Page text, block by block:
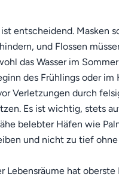
entscheidend. Masken
und Flossen
das Wasser im
des Frühlings oder im
Verletzungen durch
Es ist wichtig, stets
belebter Häfen wie
und nicht zu tief
Lebensräume hat oberste